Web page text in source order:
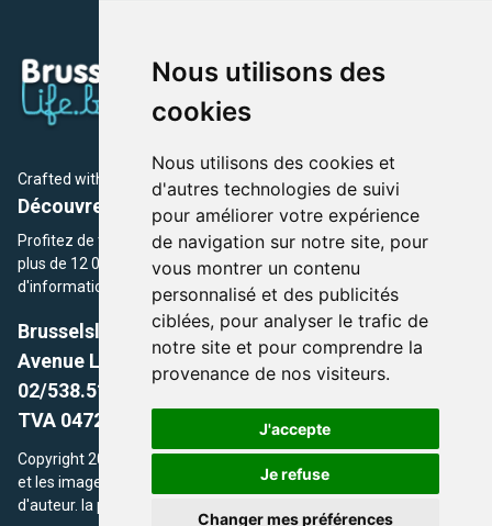
Nous utilisons des
cookies
Nous utilisons des cookies et
d'autres technologies de suivi
pour améliorer votre expérience
de navigation sur notre site, pour
vous montrer un contenu
personnalisé et des publicités
ciblées, pour analyser le trafic de
notre site et pour comprendre la
provenance de nos visiteurs.
J'accepte
Je refuse
Changer mes préférences
Crafted with by Brusselslife Team
Découvrez plus de 12 000 adresses et événements
Profitez de toutes les sections de BrusselsLife.be et découvrez
plus de 12 000 adresses et un grand choix d'événements,
d'informations et de conseils et astuces de notre écriture.
Brusselslife.be
Avenue Louise, 500 -1050 Ixelles, Brussels,
02/538.51.49.
TVA 0472.281.221
Copyright 2026 © Brusselslife.be Tous droits réservés. Le contenu
et les images utilisés sur ce site sont protégés par le droit
d'auteur. la propriétaires respectifs.